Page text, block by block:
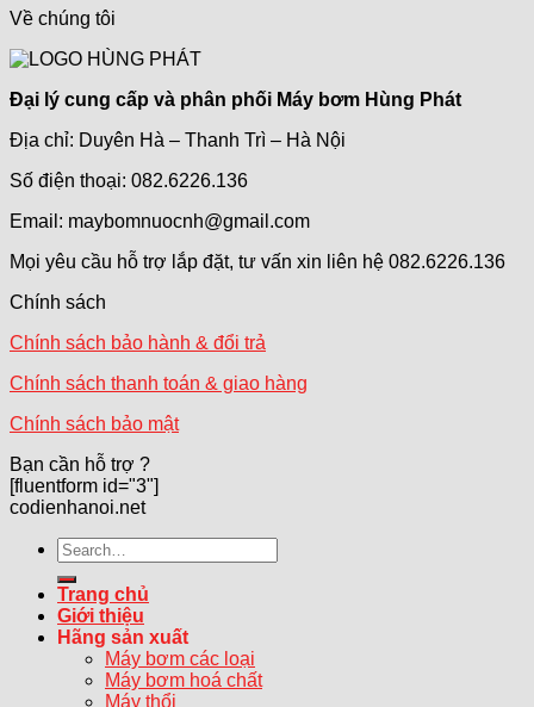
Về chúng tôi
Đại lý cung cấp và phân phối Máy bơm Hùng Phát
Địa chỉ: Duyên Hà – Thanh Trì – Hà Nội
Số điện thoại: 082.6226.136
Email: maybomnuocnh@gmail.com
Mọi yêu cầu hỗ trợ lắp đặt, tư vấn xin liên hệ 082.6226.136
Chính sách
Chính sách bảo hành & đổi trả
Chính sách thanh toán & giao hàng
Chính sách bảo mật
Bạn cần hỗ trợ ?
[fluentform id="3"]
codienhanoi.net
Search
for:
Trang chủ
Giới thiệu
Hãng sản xuất
Máy bơm các loại
Máy bơm hoá chất
Máy thổi